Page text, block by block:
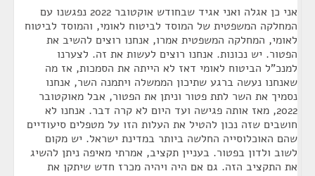
אני כן אגלה ואני אגיד שבחודש אוקטובר 2022 נפגשנו עם
המחלקה המשפטית של המוסד לביטוח לאומי, והמוסד לביטוח
לאומי, המחלקה המשפטית אמרו, אנחנו רוצים להשיב את
הפטור. יש נכונות. אנחנו רוצים לעשות את זה. לצערנו
למנכ"ל הביטוח לאומי דאז לא הייתה את הסמכות, אז מה
שאנחנו נעשה ברגע שתיכון הממשלה ויתמנה השר, אנחנו
נסמיך את השר לתת פטור וניתן את הפטור, אבל מאוקטובר
2022, מאז אותה פגישה ועד היום לא קרה דבר. אנחנו לא
חושבים שזה נכון להטיל את העלות הזו על מטפלים סיעודיים
שהם האוכלוסייה החלשה ביותר במדינת ישראל. יש מקום
לשוב ולדון בפטור. בעניין תקציב, אמרתי מאיפה ניתן להשיג
את התקציב הזה. גם אם היה ויהיה מכרז חדש שיתקן את